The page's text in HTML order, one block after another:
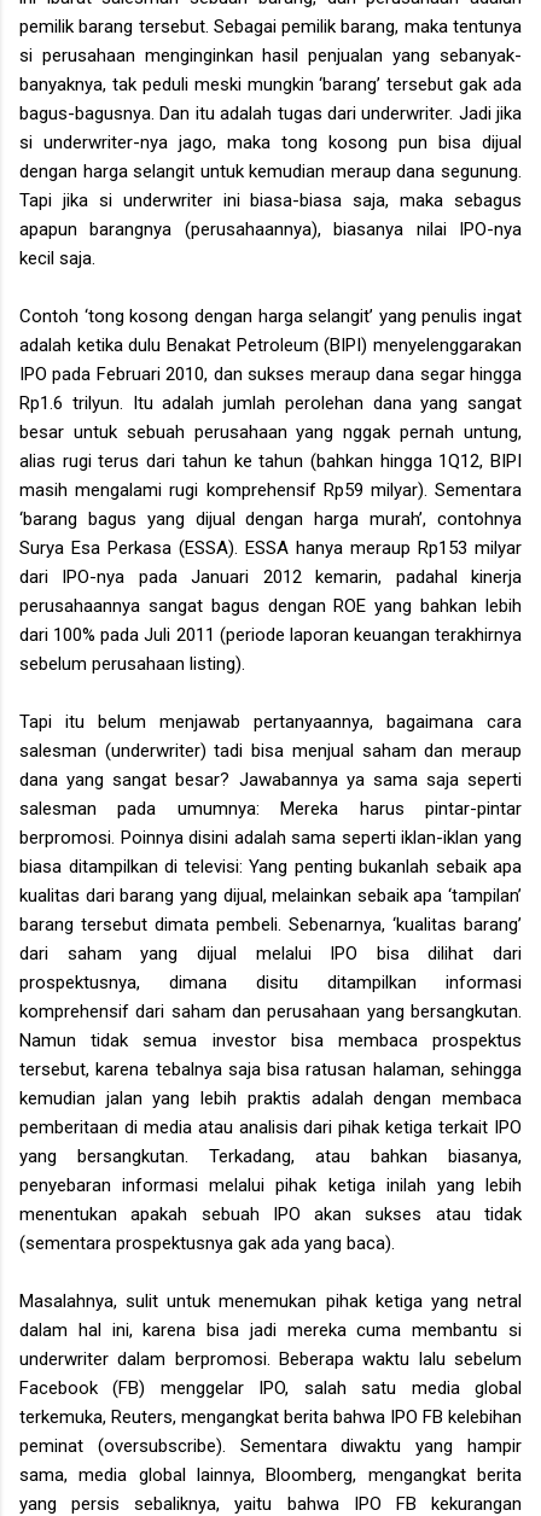
pemilik barang tersebut. Sebagai pemilik barang, maka tentunya
si perusahaan menginginkan hasil penjualan yang sebanyak-
banyaknya, tak peduli meski mungkin ‘barang’ tersebut gak ada
bagus-bagusnya. Dan itu adalah tugas dari underwriter. Jadi jika
si underwriter-nya jago, maka tong kosong pun bisa dijual
dengan harga selangit untuk kemudian meraup dana segunung.
Tapi jika si underwriter ini biasa-biasa saja, maka sebagus
apapun barangnya (perusahaannya), biasanya nilai IPO-nya
kecil saja.
Contoh ‘tong kosong dengan harga selangit’ yang penulis ingat
adalah ketika dulu Benakat Petroleum (BIPI) menyelenggarakan
IPO pada Februari 2010, dan sukses meraup dana segar hingga
Rp1.6 trilyun. Itu adalah jumlah perolehan dana yang sangat
besar untuk sebuah perusahaan yang nggak pernah untung,
alias rugi terus dari tahun ke tahun (bahkan hingga 1Q12, BIPI
masih mengalami rugi komprehensif Rp59 milyar). Sementara
‘barang bagus yang dijual dengan harga murah’, contohnya
Surya Esa Perkasa (ESSA). ESSA hanya meraup Rp153 milyar
dari IPO-nya pada Januari 2012 kemarin, padahal kinerja
perusahaannya sangat bagus dengan ROE yang bahkan lebih
dari 100% pada Juli 2011 (periode laporan keuangan terakhirnya
sebelum perusahaan listing).
Tapi itu belum menjawab pertanyaannya, bagaimana cara
salesman (underwriter) tadi bisa menjual saham dan meraup
dana yang sangat besar? Jawabannya ya sama saja seperti
salesman pada umumnya: Mereka harus pintar-pintar
berpromosi. Poinnya disini adalah sama seperti iklan-iklan yang
biasa ditampilkan di televisi: Yang penting bukanlah sebaik apa
kualitas dari barang yang dijual, melainkan sebaik apa ‘tampilan’
barang tersebut dimata pembeli. Sebenarnya, ‘kualitas barang’
dari saham yang dijual melalui IPO bisa dilihat dari
prospektusnya, dimana disitu ditampilkan informasi
komprehensif dari saham dan perusahaan yang bersangkutan.
Namun tidak semua investor bisa membaca prospektus
tersebut, karena tebalnya saja bisa ratusan halaman, sehingga
kemudian jalan yang lebih praktis adalah dengan membaca
pemberitaan di media atau analisis dari pihak ketiga terkait IPO
yang bersangkutan. Terkadang, atau bahkan biasanya,
penyebaran informasi melalui pihak ketiga inilah yang lebih
menentukan apakah sebuah IPO akan sukses atau tidak
(sementara prospektusnya gak ada yang baca).
Masalahnya, sulit untuk menemukan pihak ketiga yang netral
dalam hal ini, karena bisa jadi mereka cuma membantu si
underwriter dalam berpromosi. Beberapa waktu lalu sebelum
Facebook (FB) menggelar IPO, salah satu media global
terkemuka, Reuters, mengangkat berita bahwa IPO FB kelebihan
peminat (oversubscribe). Sementara diwaktu yang hampir
sama, media global lainnya, Bloomberg, mengangkat berita
yang persis sebaliknya, yaitu bahwa IPO FB kekurangan